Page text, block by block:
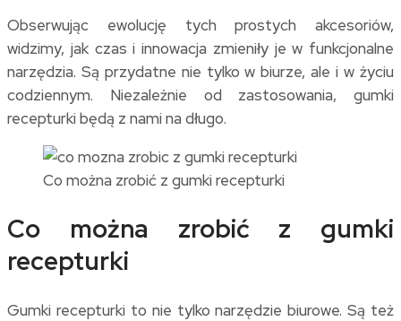
Obserwując ewolucję tych prostych akcesoriów,
widzimy, jak czas i innowacja zmieniły je w funkcjonalne
narzędzia. Są przydatne nie tylko w biurze, ale i w życiu
codziennym. Niezależnie od zastosowania, gumki
recepturki będą z nami na długo.
Co można zrobić z gumki recepturki
Co można zrobić z gumki
recepturki
Gumki recepturki to nie tylko narzędzie biurowe. Są też